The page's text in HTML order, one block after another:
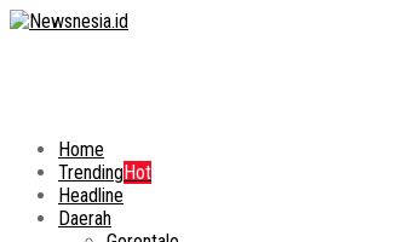
Home
TrendingHot
Headline
Daerah